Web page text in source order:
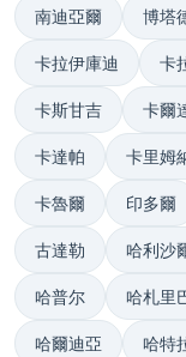
南迪亞爾 博塔
卡拉伊庫迪 卡
卡斯甘吉 卡爾
卡達帕 卡里姆
卡魯爾 印多爾
古達勒 哈利沙
哈普尔 哈札里
哈爾迪亞 哈特